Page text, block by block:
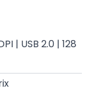
| USB 2.0 | 128